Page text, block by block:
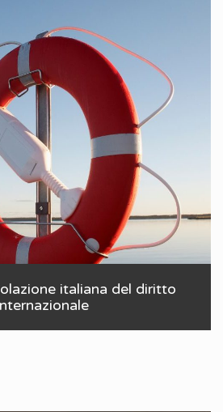
italiana del diritto